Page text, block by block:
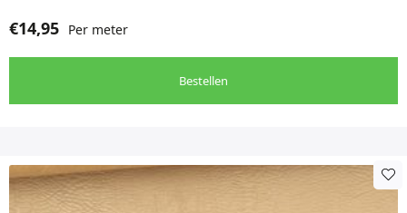
€14,95 Per meter
Bestellen
productpagina